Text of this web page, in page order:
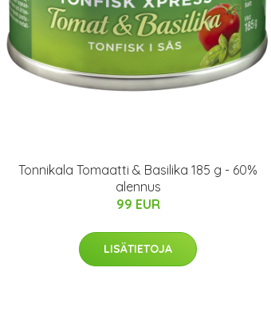
Tonnikala Tomaatti & Basilika 185 g - 60%
alennus
99 EUR
LISÄTIETOJA